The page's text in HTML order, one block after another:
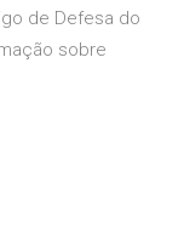
de Defesa do
sobre